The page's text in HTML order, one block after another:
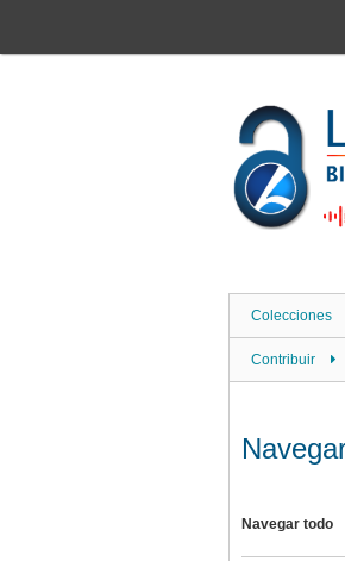
contenido
Colecciones
Contribuir
Navegar todo